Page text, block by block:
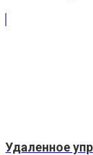
Удаленное